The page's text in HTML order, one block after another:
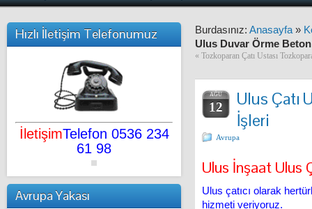
Hızlı İletişim Telefonumuz
İletişimTelefon 0536 234
61 98
Avrupa Yakası
Burdasınız: Anasayfa »
Ulus Duvar Örme
« Tozkoparan Çatı Ustası
AĞU
12
Ulus Çatı
İşleri
Avrupa
Ulus İnşaat Ulus
Ulus çatıcı olarak
hizmeti veriyoruz.